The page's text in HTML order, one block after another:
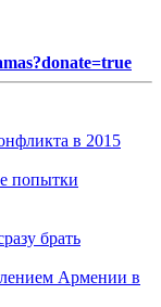
в 2015
попытки
брать
Армении в